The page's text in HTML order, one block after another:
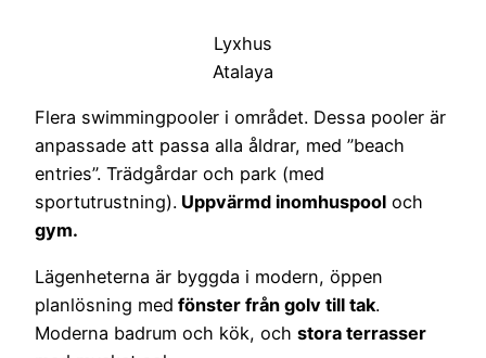
Lyxhus
Atalaya
Flera swimmingpooler i området. Dessa pooler är
anpassade att passa alla åldrar, med ”beach
entries”. Trädgårdar och park (med
sportutrustning). Uppvärmd inomhuspool och
gym.
Lägenheterna är byggda i modern, öppen
planlösning med fönster från golv till tak.
Moderna badrum och kök, och stora terrasser